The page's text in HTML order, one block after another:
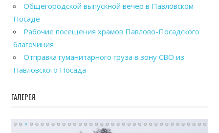
Общегородской выпускной вечер в Павловском
Посаде
Рабочие посещения храмов Павлово-Посадского
благочиния
Отправка гуманитарного груза в зону СВО из
Павловского Посада
ГАЛЕРЕЯ